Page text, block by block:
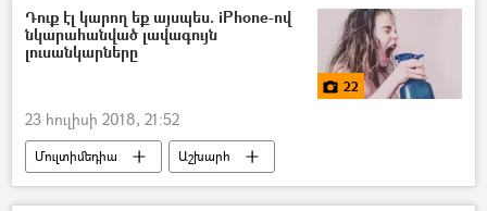
Սիրիա
Դուք էլ կարող եք այսպես. iPhone-ով
նկարահանված լավագույն
լուսանկարները
22
23 հուլիսի 2018, 21:52
Մուլտիմեդիա
Աշխարհ
Լուսանկարներ